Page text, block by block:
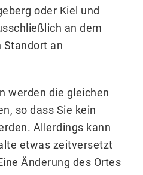
oder Kiel und
an dem
Standort an
werden die gleichen
so dass Sie kein
Allerdings kann
etwas zeitversetzt
Änderung des Ortes